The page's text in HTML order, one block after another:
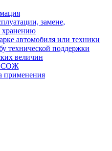
замене,
хранению
автомобиля или техники
технической поддержки
величин
СОЖ
применения